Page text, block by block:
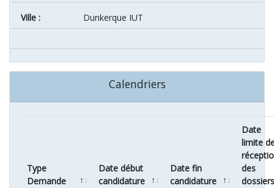
ville : Dunkerque IUT
Calendriers
Type
Demande
Date début
candidature
Date fin
candidature
Date
limite
des
dossiers